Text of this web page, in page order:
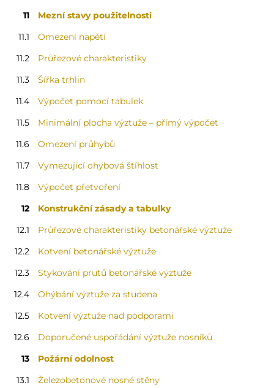
11
Mezní stavy použitelnosti
11.1
Omezení napětí
11.2
Průřezové charakteristiky
11.3
Šířka trhlin
11.4
Výpočet pomocí tabulek
11.5
Minimální plocha výztuže – přímý výpočet
11.6
Omezení průhybů
11.7
Vymezující ohybová štíhlost
11.8
Výpočet přetvoření
12
Konstrukční zásady a tabulky
12.1
Průřezové charakteristiky betonářské výztuže
12.2
Kotvení betonářské výztuže
12.3
Stykování prutů betonářské výztuže
12.4
Ohýbání výztuže za studena
12.5
Kotvení výztuže nad podporami
12.6
Doporučené uspořádání výztuže nosníků
13
Požární odolnost
13.1
Železobetonové nosné stěny